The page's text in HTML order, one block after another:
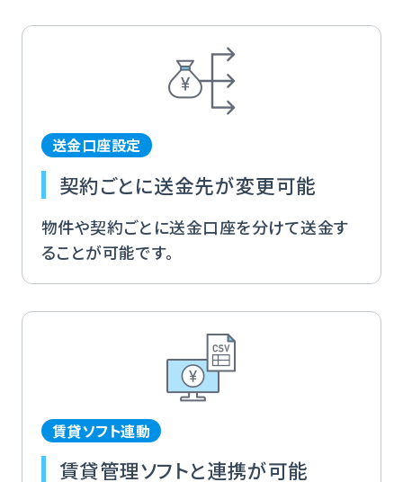
送金口座設定
契約ごとに送金先が変更可能
物件や契約ごとに送金口座を分けて送金す
ることが可能です。
賃貸ソフト連動
賃貸管理ソフトと連携が可能